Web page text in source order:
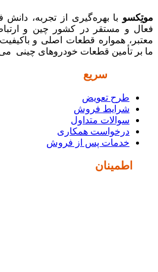
موتِکسو با بهره‌گیری از تجربه، دانش
فعال و مستقر در کشور چین و ارتباط
معتبر، همواره قطعات اصلی و
ما بر تأمین قطعات خودروهای چینی
سریع
طرح تعویض
شرایط فروش
سوالات متداول
درخواست همکاری
خدمات پس از فروش
اطمینان